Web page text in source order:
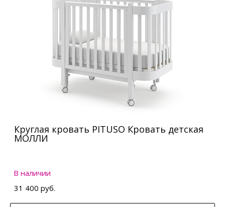
Круглая кровать PITUSO Кровать детская
МОЛЛИ
В наличии
31 400 руб.